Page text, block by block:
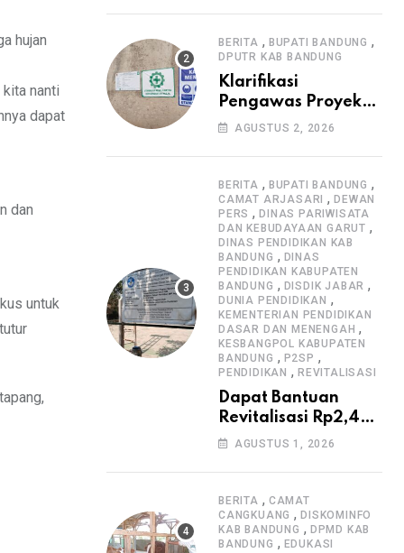
hujan
nanti
dapat
dan
untuk
Tanpa Papan
Informasi Proyek
BERITA , BUPATI BANDUNG ,
DPUTR KAB BANDUNG
Klarifikasi
Pengawas Proyek
Citiis Terkait
Pengawasan K3
AGUSTUS 2, 2026
BERITA , BUPATI BANDUNG ,
CAMAT ARJASARI ,DEWAN
PERS ,DINAS PARIWISATA
DAN KEBUDAYAAN GARUT ,
DINAS PENDIDIKAN KAB
BANDUNG , DINAS
PENDIDIKAN KABUPATEN
BANDUNG , DISDIK JABAR ,
DUNIA PENDIDIKAN ,
KEMENTERIAN PENDIDIKAN
DASAR DAN MENENGAH ,
KESBANGPOL KABUPATEN
BANDUNG , P2SP ,
PENDIDIKAN , REVITALISASI
Dapat Bantuan
Revitalisasi Rp2,4
Miliar, SMPN 1
Masyarakat Sambut
Antusias
AGUSTUS 1, 2026
BERITA , CAMAT
CANGKUANG ,DISKOMINFO
KAB BANDUNG , DPMD KAB
BANDUNG , EDUKASI